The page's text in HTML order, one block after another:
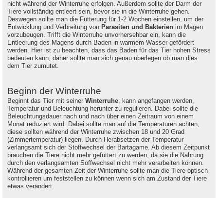
nicht während der Winterruhe erfolgen. Außerdem sollte der Darm der
Tiere vollständig entleert sein, bevor sie in die Winterruhe gehen.
Deswegen sollte man die Fütterung für 1-2 Wochen einstellen, um der
Entwicklung und Verbreitung von Parasiten und Bakterien im Magen
vorzubeugen. Trifft die Winterruhe unvorhersehbar ein, kann die
Entleerung des Magens durch Baden in warmem Wasser gefördert
werden. Hier ist zu beachten, dass das Baden für das Tier hohen Stress
bedeuten kann, daher sollte man sich genau überlegen ob man dies
dem Tier zumutet.
Beginn der Winterruhe
Beginnt das Tier mit seiner Winterruhe, kann angefangen werden,
Temperatur und Beleuchtung herunter zu regulieren. Dabei sollte die
Beleuchtungsdauer nach und nach über einen Zeitraum von einem
Monat reduziert wird. Dabei sollte man auf die Temperaturen achten,
diese sollten während der Winterruhe zwischen 18 und 20 Grad
(Zimmertemperatur) liegen. Durch Herabsetzen der Temperatur
verlangsamt sich der Stoffwechsel der Bartagame. Ab diesem Zeitpunkt
brauchen die Tiere nicht mehr gefüttert zu werden, da sie die Nahrung
durch den verlangsamten Soffwechsel nicht mehr verarbeiten können.
Während der gesamten Zeit der Winterruhe sollte man die Tiere optisch
kontrollieren um feststellen zu können wenn sich am Zustand der Tiere
etwas verändert.